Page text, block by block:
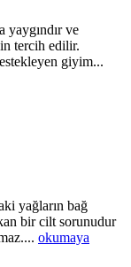
yaygındır ve
tercih edilir.
giyim...
yağların bağ
bir cilt sorunudur
okumaya